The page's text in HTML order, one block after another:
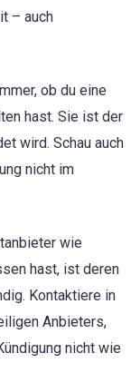
– auch
ob du eine
hast. Sie ist der
wird. Schau auch
nicht im
wie
hast, ist deren
Kontaktiere in
Anbieters,
nicht wie